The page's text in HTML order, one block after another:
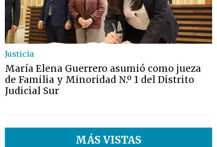
Justicia
María Elena Guerrero asumió como jueza
de Familia y Minoridad N.º 1 del Distrito
Judicial Sur
MÁS VISTAS